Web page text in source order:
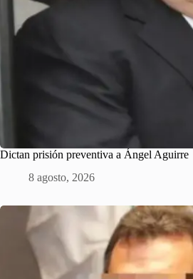
Dictan prisión preventiva a Ángel Aguirre
8 agosto, 2026